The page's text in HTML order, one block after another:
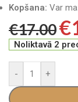
Kopšana: Var
€17.00€
Noliktavā 2
- +